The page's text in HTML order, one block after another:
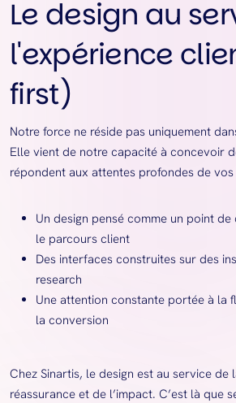
Le design au service de
l'expérience
first)
Notre force ne réside pas uniquement
Elle vient de notre capacité à concevoir
répondent aux attentes profondes de
Un design pensé comme un point
le parcours client
Des interfaces construites sur des
research
Une attention constante portée à la
la conversion
Chez Sinartis, le design est au service de
réassurance et de l’impact. C’est là que